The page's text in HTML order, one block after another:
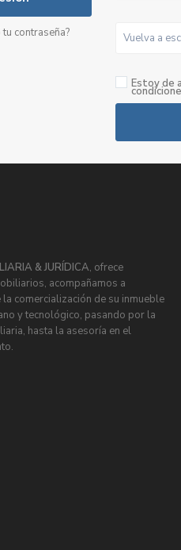
contraseña?
Estoy de
& JURÍDICA, ofrece
acompañamos a
comercialización de su inmueble
y tecnológico, pasando por la
hasta la asesoría en el